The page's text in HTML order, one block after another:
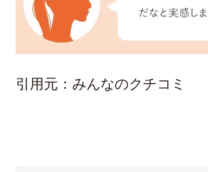
引用元：みんなのクチコミ